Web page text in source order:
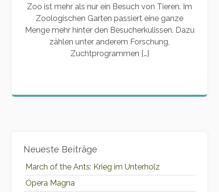
Zoo ist mehr als nur ein Besuch von Tieren. Im
Zoologischen Garten passiert eine ganze
Menge mehr hinter den Besucherkulissen. Dazu
zählen unter anderem Forschung,
Zuchtprogrammen […]
Neueste Beiträge
March of the Ants: Krieg im Unterholz
Opera Magna